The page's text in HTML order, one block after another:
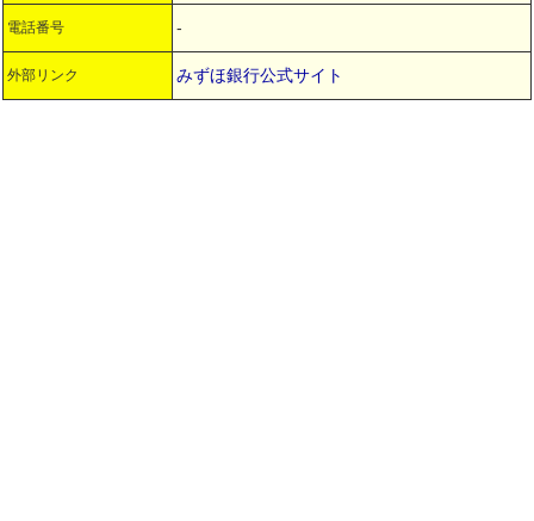
電話番号 -
外部リンク みずほ銀行公式サイト